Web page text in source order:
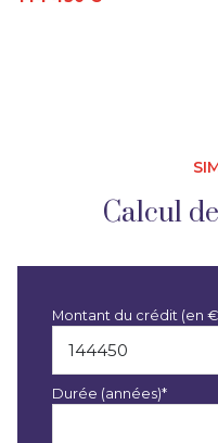
Calcul
Montant du crédit (en
Durée (années)*